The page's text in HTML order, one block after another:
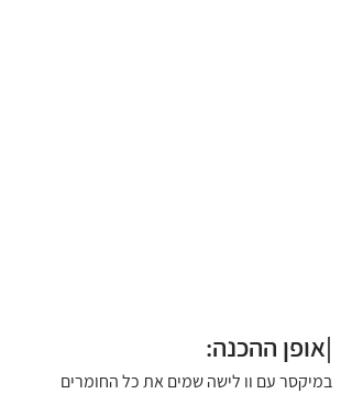
|אופן ההכנה:
במיקסר עם וו לישה שמים את כל החומרים